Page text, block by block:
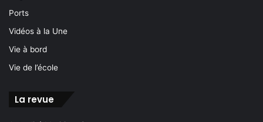
Ports
Vidéos à la Une
Vie à bord
Vie de l’école
La revue